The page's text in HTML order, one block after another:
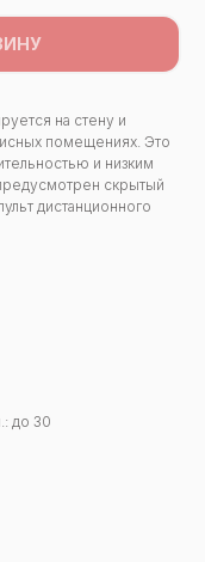
на стену и
помещениях. Это
и низким
скрытый
дистанционного
до 30